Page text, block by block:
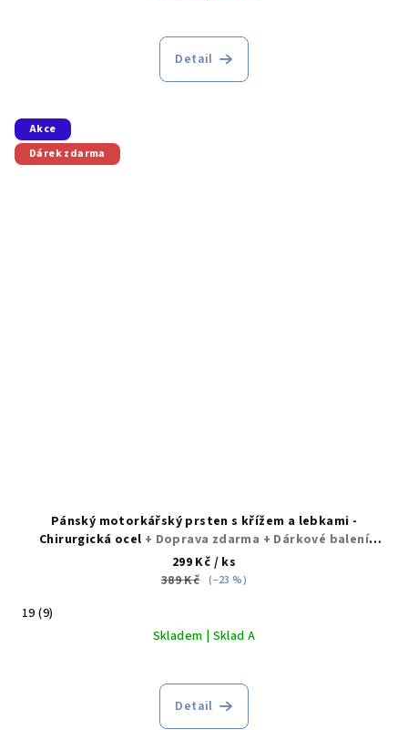
hodnocení
produktu
Detail
Akce
Dárek zdarma
Pánský motorkářský prsten s křížem a lebkami -
Chirurgická ocel + Doprava zdarma + Dárkové balení
zdarma
299 Kč / ks
389 Kč (–23 %)
19 (9)
Skladem | Sklad A
Detail